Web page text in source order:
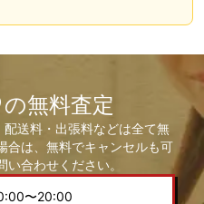
の無料査定
送料・出張料などは全て無
合は、無料でキャンセルも可
合わせください。
〜20:00